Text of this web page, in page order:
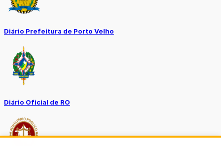
Diário Prefeitura de Porto Velho
Diário Oficial de RO